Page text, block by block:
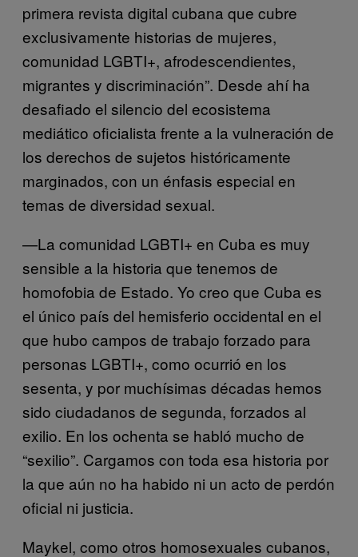
primera revista digital cubana que cubre
exclusivamente historias de mujeres,
comunidad LGBTI+, afrodescendientes,
migrantes y discriminación”. Desde ahí ha
desafiado el silencio del ecosistema
mediático oficialista frente a la vulneración de
los derechos de sujetos históricamente
marginados, con un énfasis especial en
temas de diversidad sexual.
—La comunidad LGBTI+ en Cuba es muy
sensible a la historia que tenemos de
homofobia de Estado. Yo creo que Cuba es
el único país del hemisferio occidental en el
que hubo campos de trabajo forzado para
personas LGBTI+, como ocurrió en los
sesenta, y por muchísimas décadas hemos
sido ciudadanos de segunda, forzados al
exilio. En los ochenta se habló mucho de
“sexilio”. Cargamos con toda esa historia por
la que aún no ha habido ni un acto de perdón
oficial ni justicia.
Maykel, como otros homosexuales cubanos,